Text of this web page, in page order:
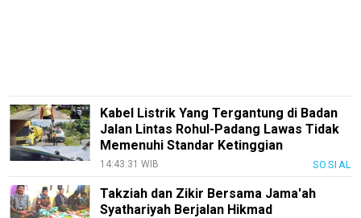
Kabel Listrik Yang Tergantung di Badan
Jalan Lintas Rohul-Padang Lawas Tidak
Memenuhi Standar Ketinggian
14:43:31 WIB SOSIAL
Takziah dan Zikir Bersama Jama'ah
Syathariyah Berjalan Hikmad
Automotive
Guide
Trending
Smartphone
Guide